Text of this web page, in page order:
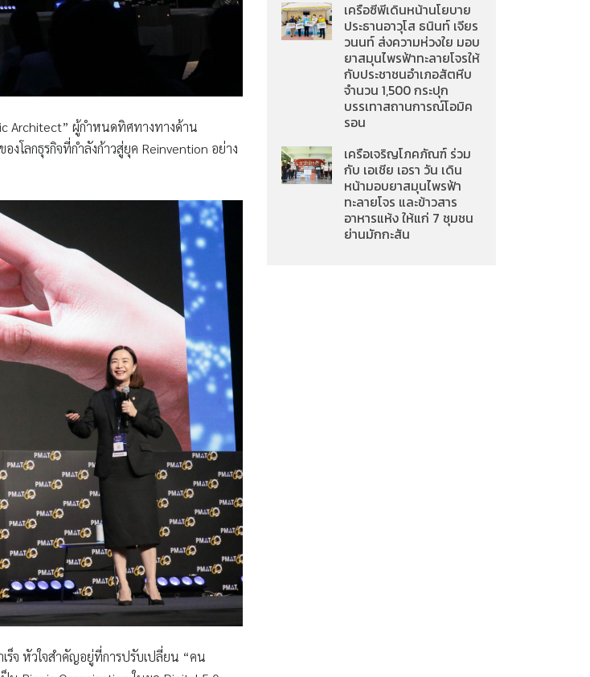
Architect” ผู้กำหนดทิศทางทางด้าน
งโลกธุรกิจที่กำลังก้าวสู่ยุค Reinvention อย่าง
ร็จ หัวใจสำคัญอยู่ที่การปรับเปลี่ยน “คน
เครือซีพีเดินหน้านโยบาย
ประธานอาวุโส ธนินท์ เจียร
วนนท์ ส่งความห่วงใย มอบ
ยาสมุนไพรฟ้าทะลายโจรให้
กับประชาชนอำเภอสัตหีบ
จำนวน 1,500 กระปุก
บรรเทาสถานการณ์โอมิค
รอน
เครือเจริญโภคภัณฑ์ ร่วม
กับ เอเชีย เอรา วัน เดิน
หน้ามอบยาสมุนไพรฟ้า
ทะลายโจร และข้าวสาร
อาหารแห้ง ให้แก่ 7 ชุมชน
ย่านมักกะสัน